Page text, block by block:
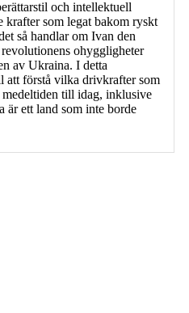
och intellektuell
krafter som legat bakom ryskt
så handlar om Ivan den
ohyggligheter
av Ukraina. I detta
att förstå vilka drivkrafter som
medeltiden till idag, inklusive
är ett land som inte borde